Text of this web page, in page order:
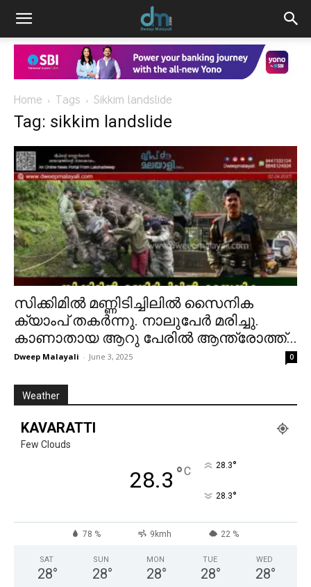
Home Tags Sikkim landslide
Tag: sikkim landslide
സിക്കിമിൽ മണ്ണിടിച്ചിലിൽ സൈനിക
ക്യാംപ് തകർന്നു. നാലുപേർ മരിച്ചു.
കാണാതായ ആറു പേരിൽ ആന്ത്രോത്ത്...
Dweep Malayali - June 3, 2025 0
Weather
KAVARATTI
Few Clouds
28.3 °C 28.3°
28.3°
78 % 9kmh 22 %
SAT
28°
SUN
28°
MON
28°
TUE
28°
WED
28°